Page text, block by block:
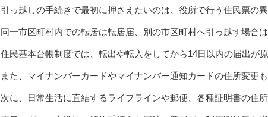
引っ越しの手続きで最初に押さえたいのは、役所で行う住民票の異
同一市区町村内での転居は転居届、別の市区町村へ引っ越す場合
住民基本台帳制度では、転出や転入をしてから14日以内の届出が
また、マイナンバーカードやマイナンバー通知カードの住所変更
次に、日常生活に直結するライフラインや郵便、各種証明書の住所